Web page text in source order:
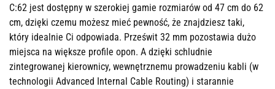
C:62 jest dostępny w szerokiej gamie rozmiarów od 47 cm do 62
cm, dzięki czemu możesz mieć pewność, że znajdziesz taki,
który idealnie Ci odpowiada. Prześwit 32 mm pozostawia dużo
miejsca na większe profile opon. A dzięki schludnie
zintegrowanej kierownicy, wewnętrznemu prowadzeniu kabli (w
technologii Advanced Internal Cable Routing) i starannie